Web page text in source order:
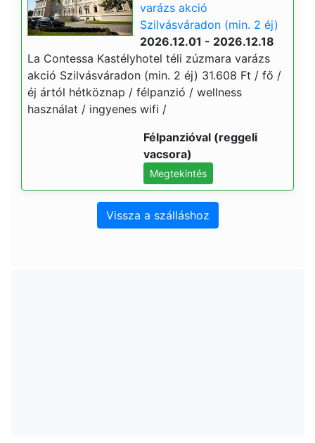
varázs akció
Szilvásváradon (min. 2 éj)
2026.12.01 - 2026.12.18
La Contessa Kastélyhotel téli zúzmara varázs
akció Szilvásváradon (min. 2 éj) 31.608 Ft / fő /
éj ártól hétköznap / félpanzió / wellness
használat / ingyenes wifi /
Félpanzióval (reggeli
vacsora)
Megtekintés
Vissza a szálláshoz